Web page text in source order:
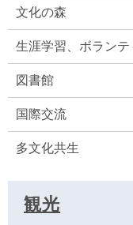
文化の森
生涯学習、ボランテ
図書館
国際交流
多文化共生
観光